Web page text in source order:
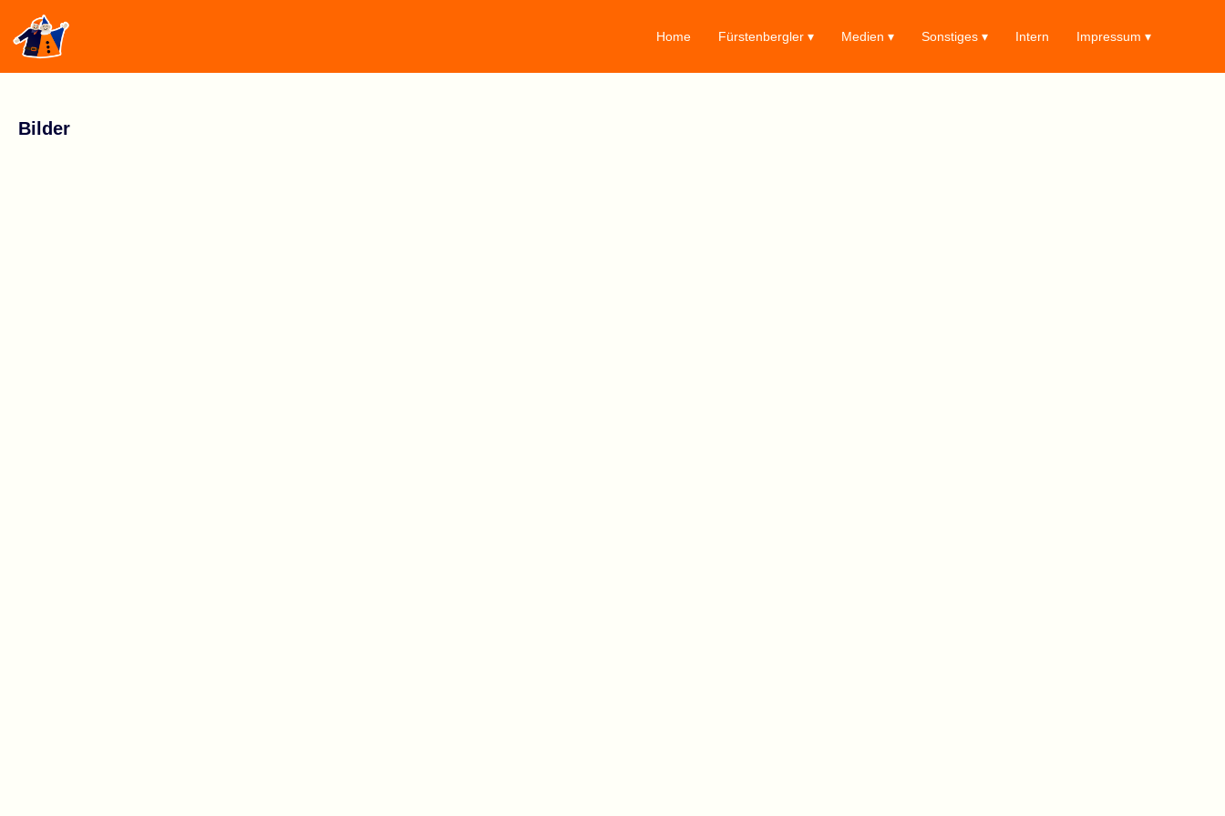
Home Fürstenbergler ▾ Medien ▾ Sonstiges ▾ Intern Impressum ▾
Bilder